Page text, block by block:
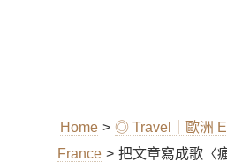
Home > ◎ Travel｜歐洲
France > 把文章寫成歌〈